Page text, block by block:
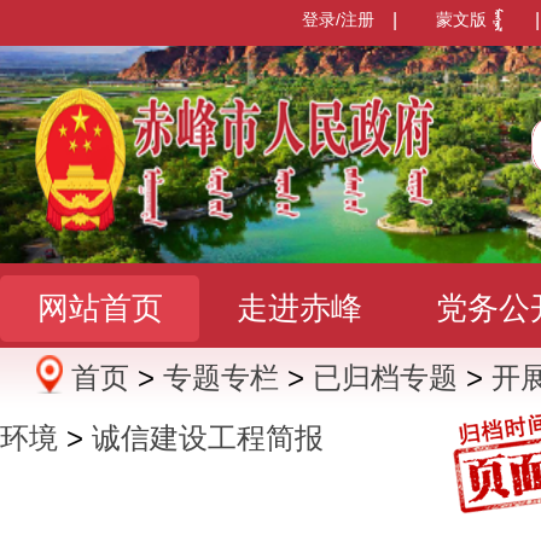
蒙文版
登录/注册
网站首页 走进赤峰 党务公
办事服务 政民互动 数据发
首页 > 专题专栏 > 已归档专题 > 开
环境 > 诚信建设工程简报